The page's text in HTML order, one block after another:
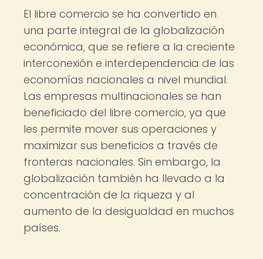
El libre comercio se ha convertido en
una parte integral de la globalización
económica, que se refiere a la creciente
interconexión e interdependencia de las
economías nacionales a nivel mundial.
Las empresas multinacionales se han
beneficiado del libre comercio, ya que
les permite mover sus operaciones y
maximizar sus beneficios a través de
fronteras nacionales. Sin embargo, la
globalización también ha llevado a la
concentración de la riqueza y al
aumento de la desigualdad en muchos
países.